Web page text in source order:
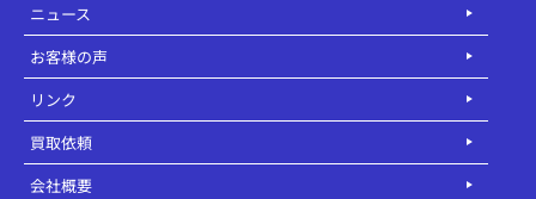
ニュース
お客様の声
リンク
買取依頼
会社概要